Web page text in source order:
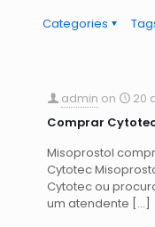
Categories
admin on
20
Comprar
Misoprostol
Cytotec
Cytotec ou
um atendente […]